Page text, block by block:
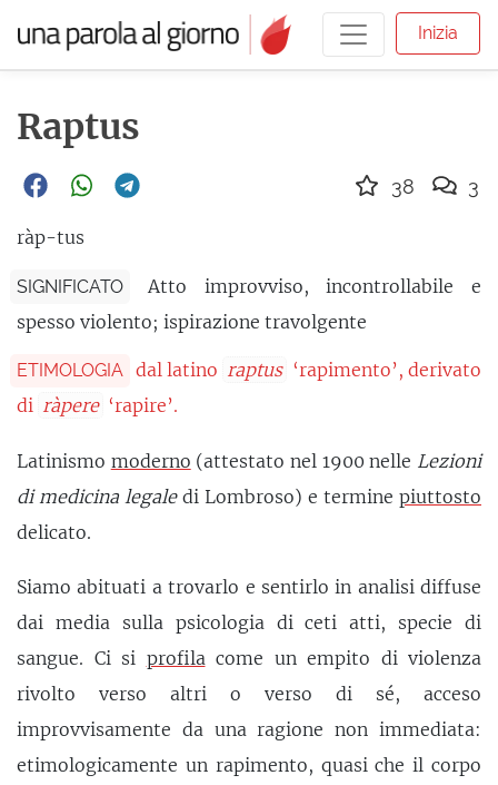
Inizia
Raptus
ràp-tus
SIGNIFICATO
Atto improvviso, incontrollabile e
spesso violento; ispirazione travolgente
ETIMOLOGIA dal latino raptus ‘rapimento’, derivato
di ràpere ‘rapire’.
Latinismo moderno (attestato nel 1900 nelle Lezioni
di medicina legaledi Lombroso) e termine piuttosto
delicato.
Siamo abituati a trovarlo e sentirlo in analisi diffuse
dai media sulla psicologia di ceti atti, specie di
sangue. Ci si profilacome un empito di violenza
rivolto verso altri o verso di sé, acceso
improvvisamente da una ragione non immediata:
etimologicamente un rapimento, quasi che il corpo
38 3